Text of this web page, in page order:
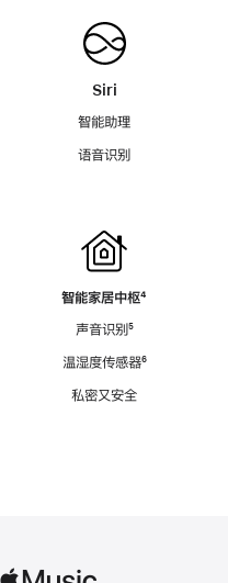
Siri
智能助理
语音识别
智能家居中枢脚
⁴
声音识别脚
⁵
温湿度传感器脚
⁶
私密又安全